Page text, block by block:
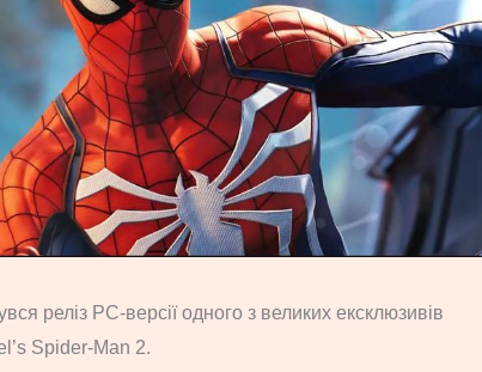
реліз PC-версії одного з великих ексклюзивів
Spider-Man 2.